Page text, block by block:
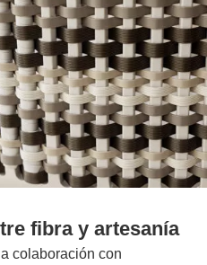
fibra y artesanía
colaboración con